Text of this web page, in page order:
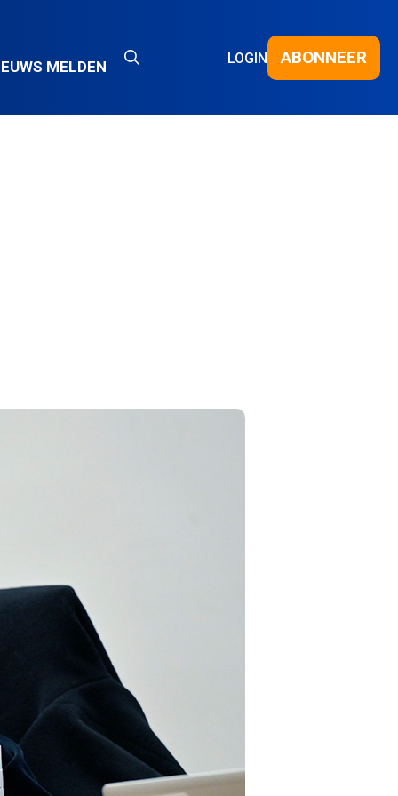
MELDEN LOGIN ABONNEER